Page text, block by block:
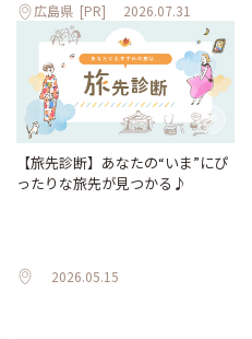
広島県 [PR] 2026.07.31
【旅先診断】あなたの“いま”にぴ
ったりな旅先が見つかる♪
2026.05.15